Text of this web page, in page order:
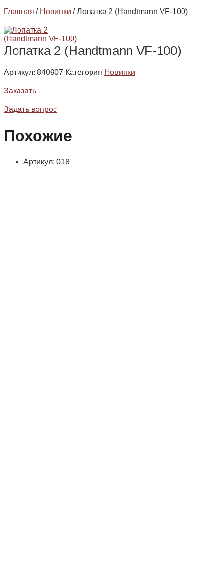
Главная / Новинки / Лопатка 2 (Handtmann VF-100)
Лопатка 2 (Handtmann VF-100)
Артикул: 840907 Категория Новинки
Заказать
Задать вопрос
Похожие
Артикул: 018